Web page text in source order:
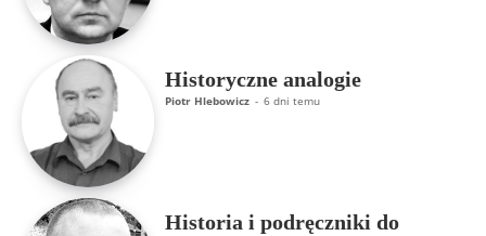
Historyczne analogie
Piotr Hlebowicz - 6 dni temu
Historia i podręczniki do